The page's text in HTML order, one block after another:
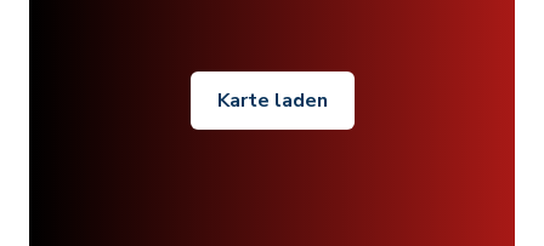
Karte laden